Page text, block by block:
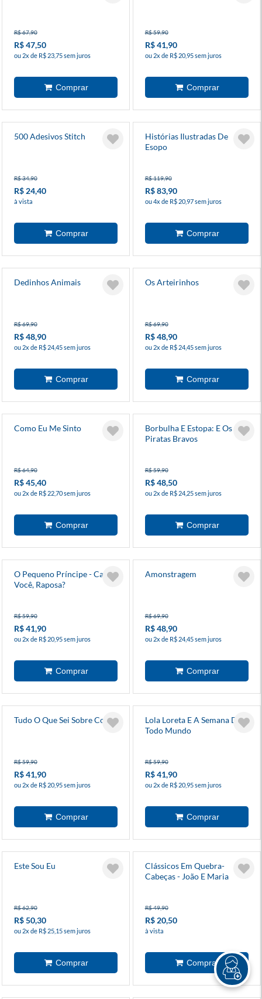
R$ 67,90
R$ 47,50
ou 2x de R$ 23,75 sem juros
R$ 59,90
R$ 41,90
ou 2x de R$ 20,95 sem juros
500 Adesivos Stitch
R$ 34,90
R$ 24,40
à vista
Histórias Ilustradas De
Esopo
R$ 119,90
R$ 83,90
ou 4x de R$ 20,97 sem juros
Dedinhos Animais
R$ 69,90
R$ 48,90
ou 2x de R$ 24,45 sem juros
Os Arteirinhos
R$ 69,90
R$ 48,90
ou 2x de R$ 24,45 sem juros
Como Eu Me Sinto
R$ 64,90
R$ 45,40
ou 2x de R$ 22,70 sem juros
Borbulha E Estopa: E Os
Piratas Bravos
R$ 59,90
R$ 48,50
ou 2x de R$ 24,25 sem juros
O Pequeno Príncipe - Cadê
Você, Raposa?
R$ 59,90
R$ 41,90
ou 2x de R$ 20,95 sem juros
Amonstragem
R$ 69,90
R$ 48,90
ou 2x de R$ 24,45 sem juros
Tudo O Que Sei Sobre Cocô
R$ 59,90
R$ 41,90
ou 2x de R$ 20,95 sem juros
Lola Loreta E A Semana De
Todo Mundo
R$ 59,90
R$ 41,90
ou 2x de R$ 20,95 sem juros
Este Sou Eu
R$ 62,90
R$ 50,30
ou 2x de R$ 25,15 sem juros
Clássicos Em Quebra-
Cabeças - João E Maria
R$ 49,90
R$ 20,50
à vista